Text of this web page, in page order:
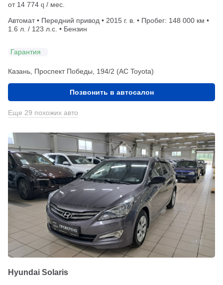
от 14 774 q / мес.
Автомат • Передний привод • 2015 г. в. • Пробег: 148 000 км •
1.6 л. / 123 л.с. • Бензин
Гарантия
Казань, Проспект Победы, 194/2 (АС Toyota)
Позвонить в автосалон
Еще 29 похожих авто
Hyundai Solaris